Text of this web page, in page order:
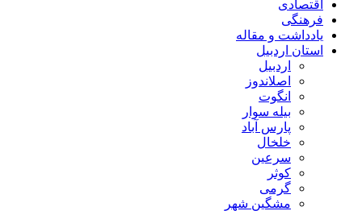
اقتصادی
فرهنگی
یادداشت و مقاله
استان اردبیل
اردبیل
اصلاندوز
انگوت
بیله سوار
پارس آباد
خلخال
سرعین
کوثر
گرمی
مشگین شهر